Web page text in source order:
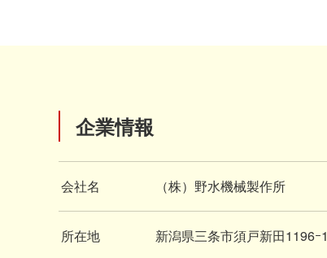
企業情報
会社名 （株）野水機械製作所
所在地 新潟県三条市須戸新田1196ｰ1